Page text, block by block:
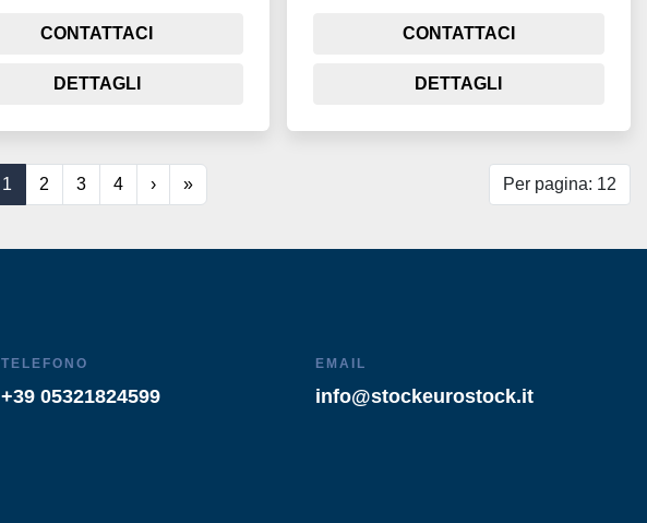
CONTATTACI
DETTAGLI
CONTATTACI
DETTAGLI
1 2 3 4 › » Per pagina: 12
TELEFONO
+39 05321824599
EMAIL
info@stockeurostock.it